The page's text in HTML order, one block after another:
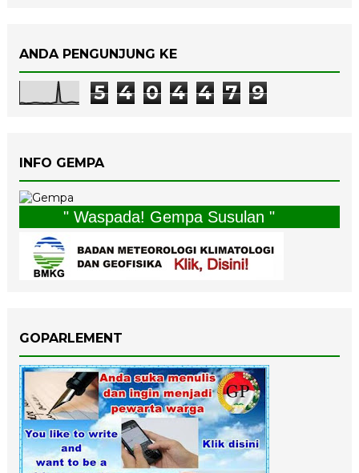
ANDA PENGUNJUNG KE
5 4 0 4 4 7 9
INFO GEMPA
" Waspada! Gempa Susulan "
GOPARLEMENT